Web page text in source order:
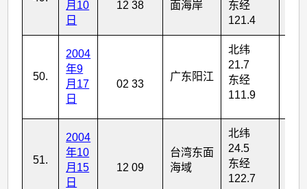
月10
日
12 38
面海岸
东经
121.4
50.
2004
年9
月17
日
02 33
广东阳江
北纬
21.7
东经
111.9
51.
2004
年10
月15
日
12 09
台湾东面
海域
北纬
24.5
东经
122.7